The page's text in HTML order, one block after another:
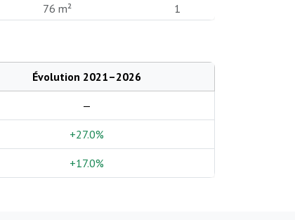
76 m² 1
Évolution 2021–2026
—
+27.0%
+17.0%